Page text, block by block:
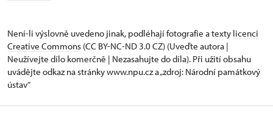
Není-li výslovně uvedeno jinak, podléhají fotografie a texty licenci
Creative Commons (CC BY-NC-ND 3.0 CZ) (Uveďte autora |
Neužívejte dílo komerčně | Nezasahujte do díla). Při užití obsahu
uvádějte odkaz na stránky www.npu.cz a „zdroj: Národní památkový
ústav“